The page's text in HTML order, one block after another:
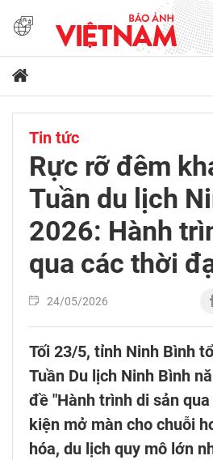
Tin tức
Rực rỡ đêm
Tuần du lịch
2026: Hành
qua các thời
24/05/2026
Tối 23/5, tỉnh Ninh Bình
Tuần Du lịch Ninh Bình
đề "Hành trình di sản
kiện mở màn cho chuỗi
hóa, du lịch quy mô lớn